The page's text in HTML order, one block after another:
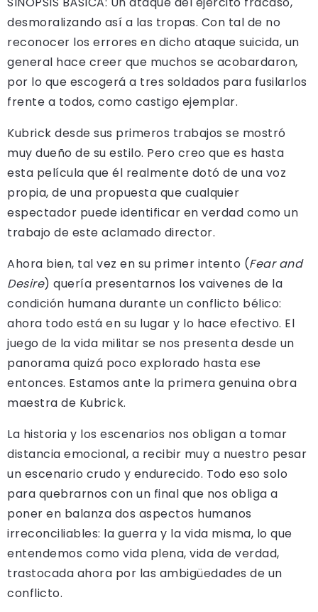
desmoralizando así a las tropas. Con tal de no
reconocer los errores en dicho ataque suicida, un
general hace creer que muchos se acobardaron,
por lo que escogerá a tres soldados para fusilarlos
frente a todos, como castigo ejemplar.
Kubrick desde sus primeros trabajos se mostró
muy dueño de su estilo. Pero creo que es hasta
esta película que él realmente dotó de una voz
propia, de una propuesta que cualquier
espectador puede identificar en verdad como un
trabajo de este aclamado director.
Ahora bien, tal vez en su primer intento (Fear and
Desire) quería presentarnos los vaivenes de la
condición humana durante un conflicto bélico:
ahora todo está en su lugar y lo hace efectivo. El
juego de la vida militar se nos presenta desde un
panorama quizá poco explorado hasta ese
entonces. Estamos ante la primera genuina obra
maestra de Kubrick.
La historia y los escenarios nos obligan a tomar
distancia emocional, a recibir muy a nuestro pesar
un escenario crudo y endurecido. Todo eso solo
para quebrarnos con un final que nos obliga a
poner en balanza dos aspectos humanos
irreconciliables: la guerra y la vida misma, lo que
entendemos como vida plena, vida de verdad,
trastocada ahora por las ambigüedades de un
conflicto.